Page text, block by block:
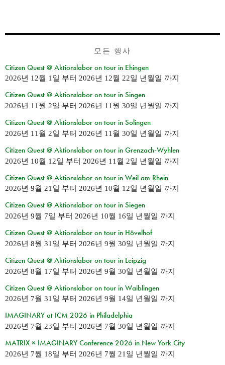
모든 행사
Citizen Quest @ Aktionslabor on tour in Ehingen
2026년 12월 1일 부터 2026년 12월 22일 년월일 까지
Citizen Quest @ Aktionslabor on tour in Singen
2026년 11월 2일 부터 2026년 11월 30일 년월일 까지
Citizen Quest @ Aktionslabor on tour in Solingen
2026년 11월 2일 부터 2026년 11월 30일 년월일 까지
Citizen Quest @ Aktionslabor on tour in Grenzach-Wyhlen
2026년 10월 12일 부터 2026년 11월 2일 년월일 까지
Citizen Quest @ Aktionslabor on tour in Weil am Rhein
2026년 9월 21일 부터 2026년 10월 12일 년월일 까지
Citizen Quest @ Aktionslabor on tour in Siegen
2026년 9월 7일 부터 2026년 10월 16일 년월일 까지
Citizen Quest @ Aktionslabor on tour in Hövelhof
2026년 8월 31일 부터 2026년 9월 30일 년월일 까지
Citizen Quest @ Aktionslabor on tour in Leipzig
2026년 8월 17일 부터 2026년 9월 30일 년월일 까지
Citizen Quest @ Aktionslabor on tour in Waiblingen
2026년 7월 31일 부터 2026년 9월 14일 년월일 까지
IMAGINARY at ICM 2026 in Philadelphia
2026년 7월 23일 부터 2026년 7월 30일 년월일 까지
MATRIX × IMAGINARY Conference 2026 in New York City
2026년 7월 18일 부터 2026년 7월 21일 년월일 까지